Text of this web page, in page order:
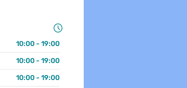
10:00 - 19:00
10:00 - 19:00
10:00 - 19:00